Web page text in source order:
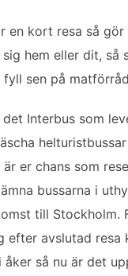
en kort resa så gör
hem eller dit, så
sen på
det Interbus som
er chans som
bussarna i
till Stockholm.
efter avslutad resa
åker så nu är det